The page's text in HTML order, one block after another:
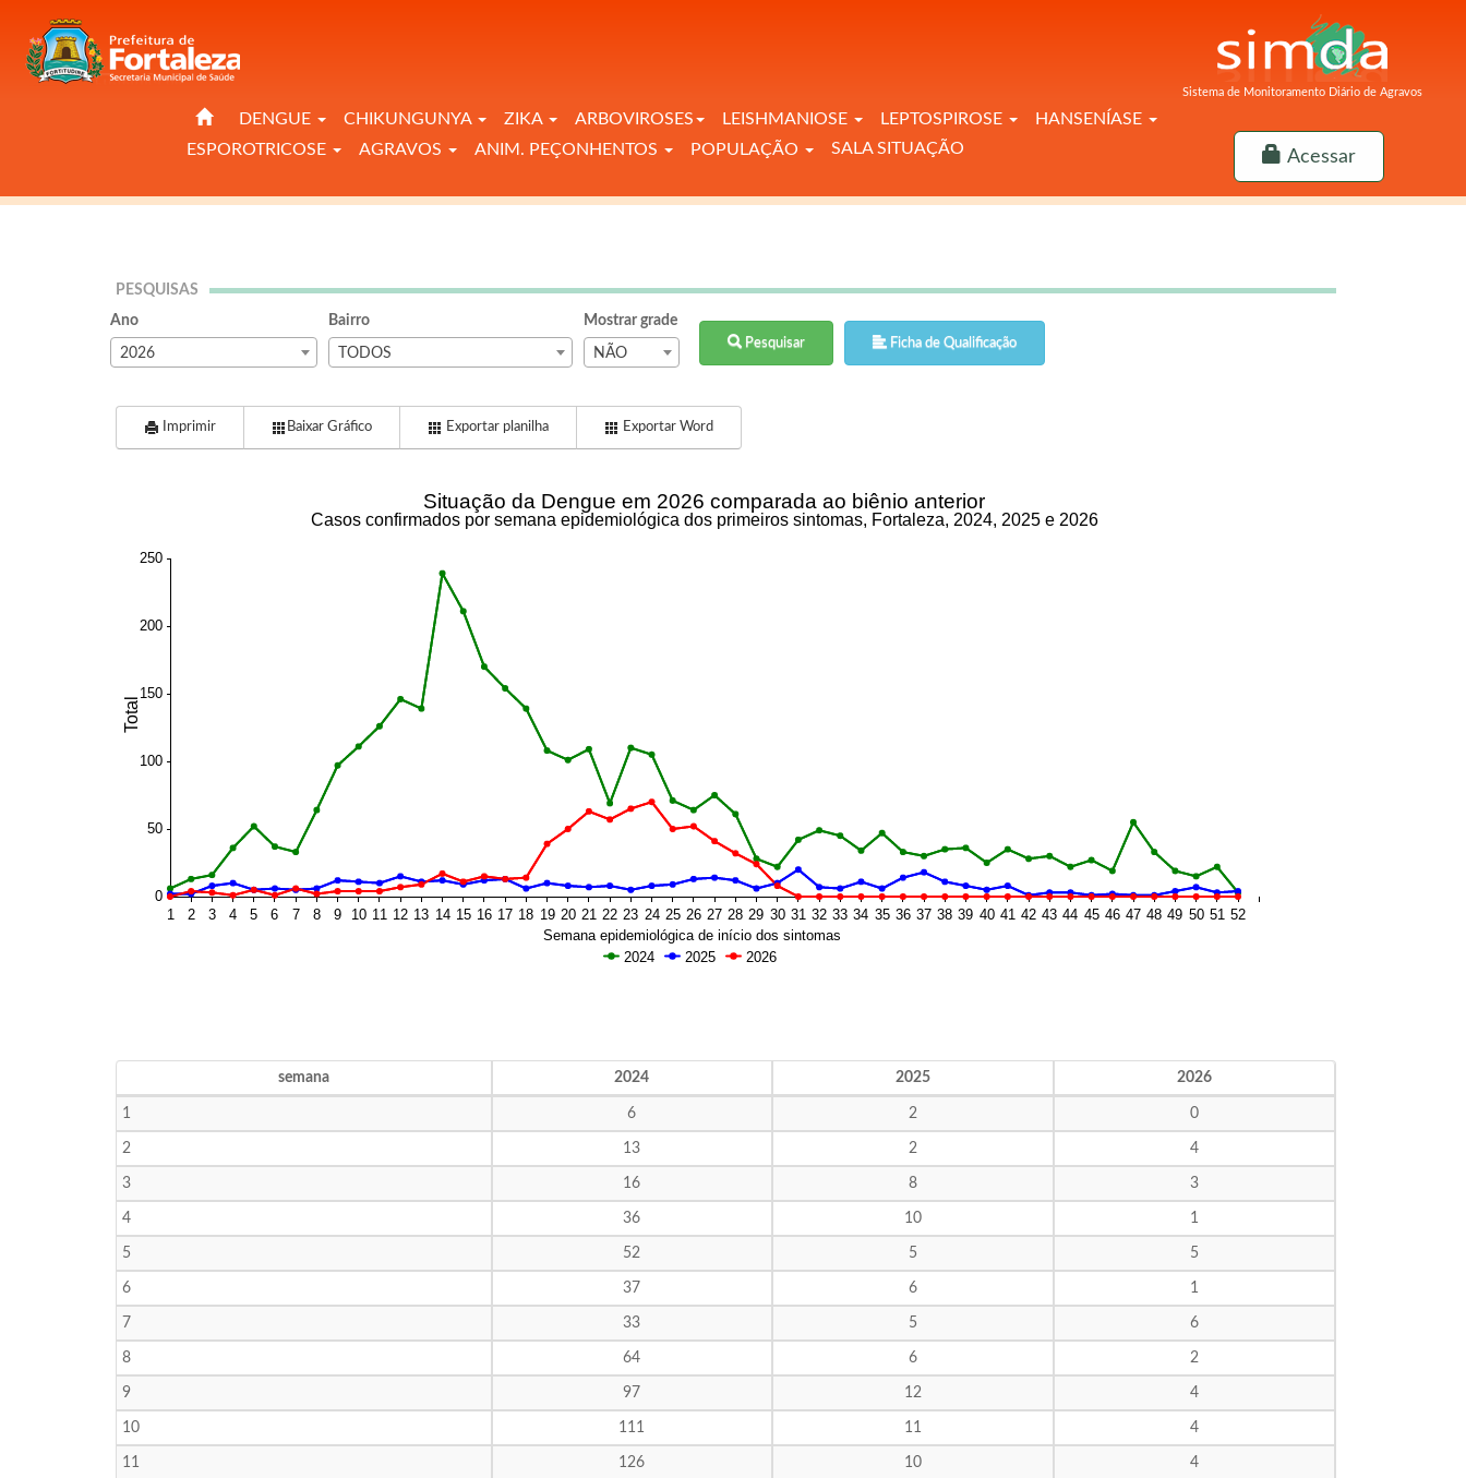
Sistema de Monitoramento Diário de Agravos
DENGUE CHIKUNGUNYA ZIKA ARBOVIROSES LEISHMANIOSE LEPTOSPIROSE
HANSENÍASE
ESPOROTRICOSE
AGRAVOS ANIM. PEÇONHENTOS POPULAÇÃO SALA SITUAÇÃO Acessar
PESQUISAS
Ano
2026
Bairro
TODOS
Mostrar grade
NÃO
Pesquisar Ficha de Qualificação
Imprimir Baixar Gráfico Exportar planilha Exportar Word
Situação da Dengue em 2026 comparada ao biênio anterior
Casos confirmados por semana epidemiológica dos primeiros sintomas, Fortaleza, 2024, 2025 e 2026
1 2 3 4 5 6 7 8 9 10 11 12 13 14 15 16 17 18 19 20 21 22 23 24 25 26 27 28 29 30 31 32 33 34 35 36 37 38 39 40 41 42 43 44 45 46 47 48 49 50 51 52
50
100
150
200
250
0
2024 2025 2026
Semana epidemiológica de início dos sintomas
Total
semana 2024 2025 2026
1 6 2 0
2 13 2 4
3 16 8 3
4 36 10 1
5 52 5 5
6 37 6 1
7 33 5 6
8 64 6 2
9 97 12 4
10 111 11 4
11 126 10 4